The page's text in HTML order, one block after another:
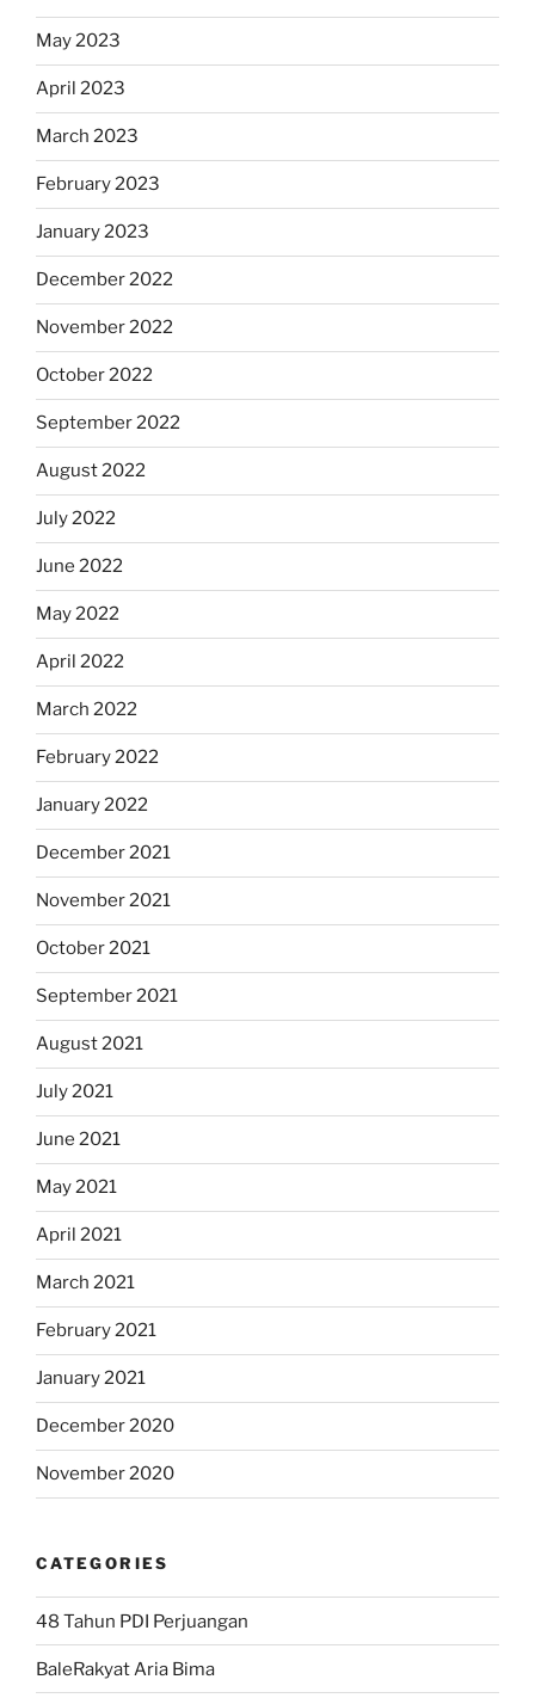
May 2023
April 2023
March 2023
February 2023
January 2023
December 2022
November 2022
October 2022
September 2022
August 2022
July 2022
June 2022
May 2022
April 2022
March 2022
February 2022
January 2022
December 2021
November 2021
October 2021
September 2021
August 2021
July 2021
June 2021
May 2021
April 2021
March 2021
February 2021
January 2021
December 2020
November 2020
CATEGORIES
48 Tahun PDI Perjuangan
BaleRakyat Aria Bima